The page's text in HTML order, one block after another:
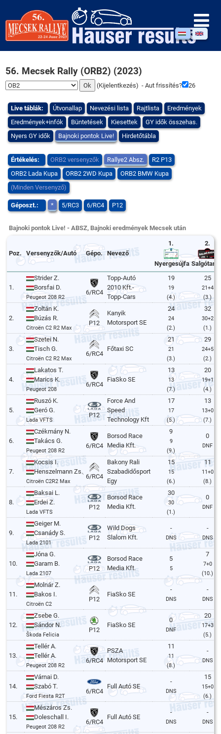
56. Mecsek Rally (ORB2) (2023)
(Kijelentkezés) - Aut frissítés? 25
Live táblák: Útvonallap Nevezési lista Rajtlista
Eredmények
Eredmények+infók
Büntetések Kiesettek
GY idők összehas.
Nyers GY idők
Bajnoki pontok Live! Hirdetőtábla
Értékelés: ORB2 versenyzők Rallye2 Absz.
R2 P13
ORB2 Lada Kupa
ORB2 2WD Kupa
ORB2 BMW Kupa
(Minden Versenyző)
Géposzt.: * 5/RC3 6/RC4 P12
Bajnoki pontok Live! - ABSZ, Bajnoki eredmények Mecsek után
Poz. Versenyzők/­Autó Gépo. Nevező
1.
Nyergesújfalu
2.
1.
Strider Z.
Borsfai D.
Peugeot 208 R2
6/RC4
Topp-Autó
2010 Kft.-
Topp-Cars
19
19
(4.)
25
21+4
(3.)
2.
Zoltán K.
Búzás R.
Citroën C2 R2 Max
P12
Kanyik
Motorsport SE
24
24
(2.)
32
30+2
(1.)
3.
Szetei N.
Tisch G.
Citroën C2 R2 Max
6/RC4
Főtaxi SC
21
21
(3.)
29
24+5
(2.)
4.
Lakatos T.
Marics K.
Peugeot 208
6/RC4
FiaSko SE
13
13
(7.)
20
19+1
(4.)
5.
Ruszó K.
Geró G.
Lada VFTS
P12
Force And
Speed
Technology Kft
17
17
(5.)
13
13+0
(7.)
6.
Czékmány N.
Takács G.
Peugeot 208 R2
6/RC4
Borsod Race
Media Kft.
9
9
(9.)
0
DNF
7.
Kocsis I.
Henszelmann Zs.,Géringer Z.
Citroën C2R2 Max
6/RC4
Bakony Rali
Szabadidősport
Egy
15
15
(6.)
11
11+0
(8.)
8.
Baksai L.
Erdei Z.
Lada VFTS
P12
Borsod Race
Media Kft.
30
30
(1.)
0
DNF
9.
Geiger M.
Csanády S.
Lada 2101
P12
Wild Dogs
Slalom Kft.
-
DNS
-
DNS
10.
Jóna G.
Garam B.
Lada 2107
P12
Borsod Race
Media Kft.
5
5
7
7+0
(10.)
11.
Molnár Z.
Bakos I.
Citroën C2
P12
FiaSko SE
-
DNS
-
DNS
12.
Zsebe G.
Sándor N.
Škoda Felicia
P12
FiaSko SE
0
DNF
20
17+3
(5.)
13.
Tellér A.
Tellér A.
Peugeot 208 R2
6/RC4
PSZA
Motorsport SE
11
11
(8.)
-
DNS
14.
Várnai D.
Szabó T.
Ford Fiesta R2T
6/RC4
Full Autó SE
-
DNS
15
15+0
(6.)
15.
Mészáros Zs.
Doleschall I.
Peugeot 208 R2
6/RC4
Full Autó SE
-
DNS
-
DNS